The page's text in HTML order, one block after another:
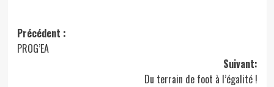
Navigation
d’article
Précédent :
PROG’EA
Suivant:
Du terrain de foot à l’égalité !